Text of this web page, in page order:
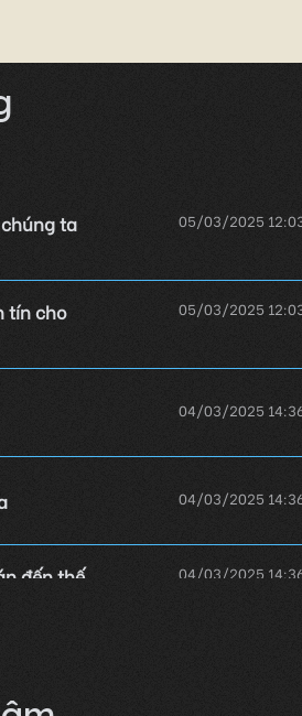
ta
05/03/2025
tín cho
05/03/2025
04/03/2025
04/03/2025
đến thế
04/03/2025